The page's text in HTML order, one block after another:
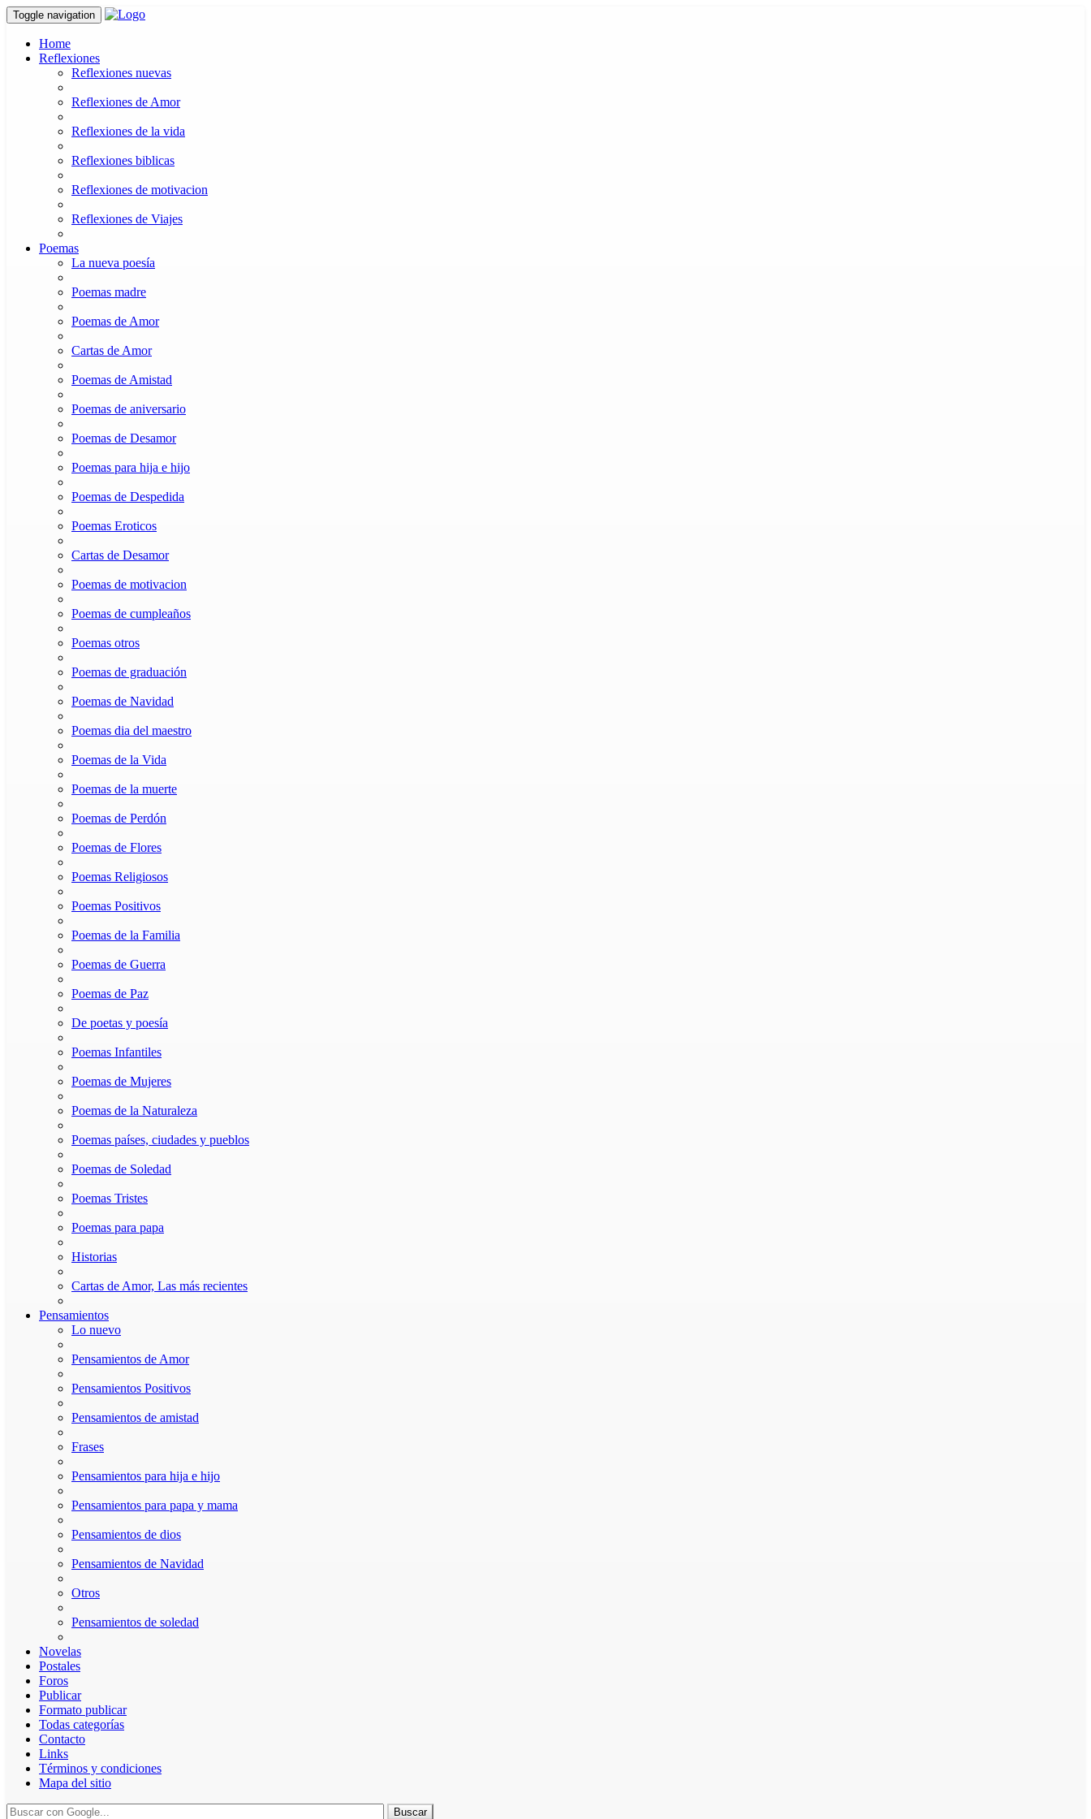
Toggle navigation
Home
Reflexiones
Reflexiones nuevas
Reflexiones de Amor
Reflexiones de la vida
Reflexiones biblicas
Reflexiones de motivacion
Reflexiones de Viajes
Poemas
La nueva poesía
Poemas madre
Poemas de Amor
Cartas de Amor
Poemas de Amistad
Poemas de aniversario
Poemas de Desamor
Poemas para hija e hijo
Poemas de Despedida
Poemas Eroticos
Cartas de Desamor
Poemas de motivacion
Poemas de cumpleaños
Poemas otros
Poemas de graduación
Poemas de Navidad
Poemas dia del maestro
Poemas de la Vida
Poemas de la muerte
Poemas de Perdón
Poemas de Flores
Poemas Religiosos
Poemas Positivos
Poemas de la Familia
Poemas de Guerra
Poemas de Paz
De poetas y poesía
Poemas Infantiles
Poemas de Mujeres
Poemas de la Naturaleza
Poemas países, ciudades y pueblos
Poemas de Soledad
Poemas Tristes
Poemas para papa
Historias
Cartas de Amor, Las más recientes
Pensamientos
Lo nuevo
Pensamientos de Amor
Pensamientos Positivos
Pensamientos de amistad
Frases
Pensamientos para hija e hijo
Pensamientos para papa y mama
Pensamientos de dios
Pensamientos de Navidad
Otros
Pensamientos de soledad
Novelas
Postales
Foros
Publicar
Formato publicar
Todas categorías
Contacto
Links
Términos y condiciones
Mapa del sitio
Buscar